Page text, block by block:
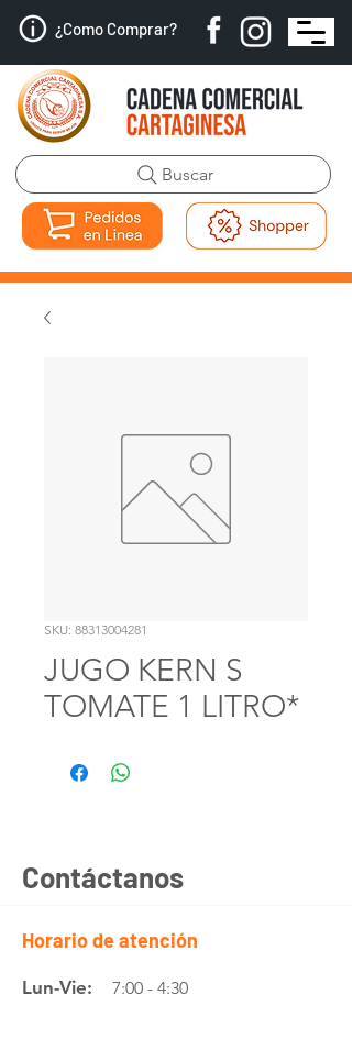
¿Como Comprar?
Buscar
SKU: 88313004281
JUGO KERN S
TOMATE 1 LITRO*
Contáctanos
Horario de atención
Lun-Vie: 7:00 - 4:30